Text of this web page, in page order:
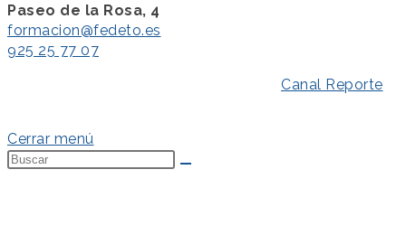
Paseo de la Rosa, 4
formacion@fedeto.es
925 25 77 07
Canal Reporte
Cerrar menú